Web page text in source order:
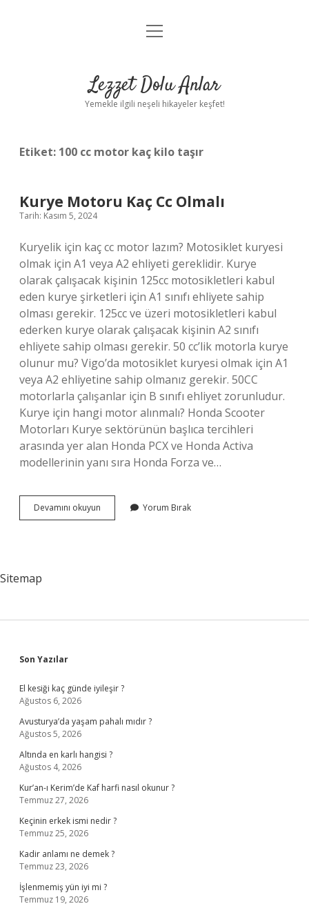
Anasayfa
Yasal Uyarı
menüyü
Lezzet Dolu Anlar
Yemekle ilgili neşeli hikayeler keşfet!
Etiket: 100 cc motor kaç kilo taşır
Kurye Motoru Kaç Cc Olmalı
Tarih: Kasım 5, 2024
Kuryelik için kaç cc motor lazım? Motosiklet kuryesi
olmak için A1 veya A2 ehliyeti gereklidir. Kurye
olarak çalışacak kişinin 125cc motosikletleri kabul
eden kurye şirketleri için A1 sınıfı ehliyete sahip
olması gerekir. 125cc ve üzeri motosikletleri kabul
ederken kurye olarak çalışacak kişinin A2 sınıfı
ehliyete sahip olması gerekir. 50 cc’lik motorla kurye
olunur mu? Vigo’da motosiklet kuryesi olmak için A1
veya A2 ehliyetine sahip olmanız gerekir. 50CC
motorlarla çalışanlar için B sınıfı ehliyet zorunludur.
Kurye için hangi motor alınmalı? Honda Scooter
Motorları Kurye sektörünün başlıca tercihleri ​​
arasında yer alan Honda PCX ve Honda Activa
modellerinin yanı sıra Honda Forza ve…
Devamını okuyun
Motoru
Yorum Bırak
Sitemap
Sidebar
Son Yazılar
El kesiği kaç günde iyileşir ?
Ağustos 6, 2026
Avusturya’da yaşam pahalı mıdır ?
Ağustos 5, 2026
Altında en karlı hangisi ?
Ağustos 4, 2026
Kur’an-ı Kerim’de Kaf harfi nasıl okunur ?
Temmuz 27, 2026
Keçinin erkek ismi nedir ?
Temmuz 25, 2026
Kadir anlamı ne demek ?
Temmuz 23, 2026
İşlenmemiş yün iyi mi ?
Temmuz 19, 2026